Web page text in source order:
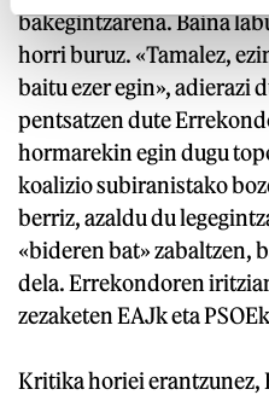
bakegintzarena. Baina
horri buruz. «Tamalez,
baitu ezer egin», adierazi
pentsatzen dute
hormarekin egin dugu
koalizio subiranistako
berriz, azaldu du
«bideren bat» zabaltzen,
dela. Errekondoren
zezaketen EAJk eta
Kritika horiei erantzunez,